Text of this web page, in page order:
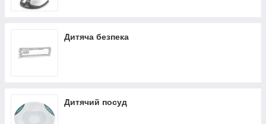
Дитяча безпека
Дитячий посуд